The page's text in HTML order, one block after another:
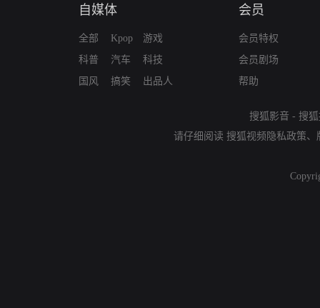
自媒体
全部
科普
国风
Kpop
汽车
搞笑
游戏
科技
出品人
会员
会员特权
会员剧场
帮助
搜狐影音 - 搜
请仔细阅读 搜狐视频隐私政策、